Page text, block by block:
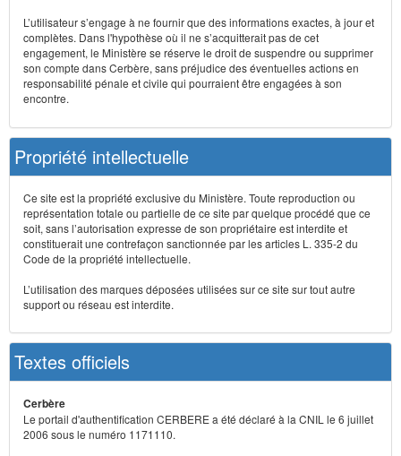
L’utilisateur s’engage à ne fournir que des informations exactes, à jour et
complètes. Dans l'hypothèse où il ne s’acquitterait pas de cet
engagement, le Ministère se réserve le droit de suspendre ou supprimer
son compte dans Cerbère, sans préjudice des éventuelles actions en
responsabilité pénale et civile qui pourraient être engagées à son
encontre.
Propriété intellectuelle
Ce site est la propriété exclusive du Ministère. Toute reproduction ou
représentation totale ou partielle de ce site par quelque procédé que ce
soit, sans l’autorisation expresse de son propriétaire est interdite et
constituerait une contrefaçon sanctionnée par les articles L. 335-2 du
Code de la propriété intellectuelle.
L’utilisation des marques déposées utilisées sur ce site sur tout autre
support ou réseau est interdite.
Textes officiels
Cerbère
Le portail d'authentification CERBERE a été déclaré à la CNIL le 6 juillet
2006 sous le numéro 1171110.